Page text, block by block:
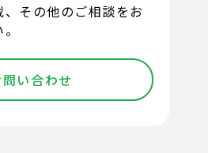
その他のご相談をお
い合わせ